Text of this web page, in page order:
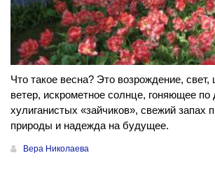
Что такое весна? Это возрождение,
ветер, искрометное солнце, гоняющее по
хулиганистых «зайчиков», свежий запах
природы и надежда на будущее.
Вера Николаева